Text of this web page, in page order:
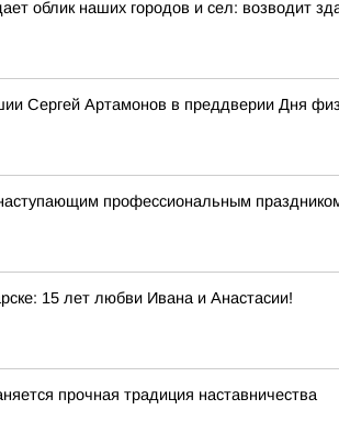
облик наших городов и сел: возводит
Сергей Артамонов в преддверии Дня
профессиональным
15 лет любви Ивана и Анастасии!
прочная традиция наставничества